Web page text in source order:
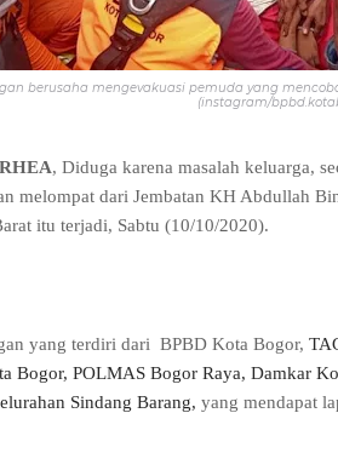
berusaha mengevakuasi pemuda yang
(instagram/
, Diduga karena masalah keluarga,
melompat dari Jembatan KH Abdullah
itu terjadi, Sabtu (10/10/2020).
yang terdiri dari BPBD Kota Bogor,
Bogor, POLMAS Bogor Raya, Damkar
Sindang Barang, yang mendapat